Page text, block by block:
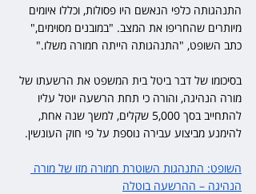
התנהגותה כלפי הנאשם היו פסולות, וכללו איומים
מיותרים שהחריפו את המצב. "במובנים מסוימים,"
כתב השופט, "התנהגותה הייתה חמורה משלו."
בסיכומו של דבר ביטל בית המשפט את הרשעתו של
מורה הנהיגה, והורה כי תחת הרשעה יוטל עליו
להתחייב בסך 5,000 שקלים, למשך שנה אחת,
להימנע מביצוע עבירה נוספת על פי חוק העונשין.
השופט: התנהגות השוטרת חמורה מזו של מורה
הנהיגה – ההרשעה בוטלה